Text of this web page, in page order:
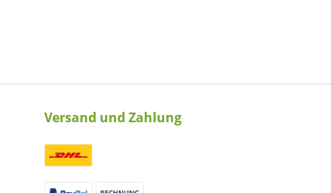
Versand und Zahlung